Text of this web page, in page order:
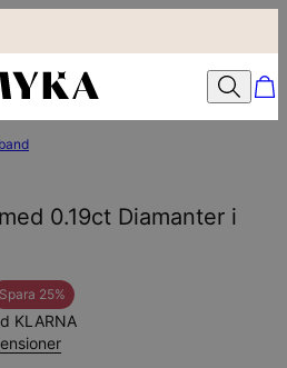
0.19ct Diamanter i
Spara 25%
KLARNA